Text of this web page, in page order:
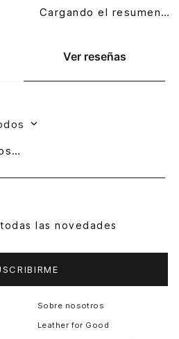
Ver reseñas
Cargando el resumen…
las novedades
Sobre nosotros
Leather for Good